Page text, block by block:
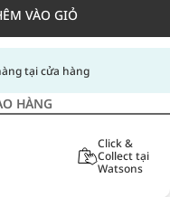
VÀO GIỎ
tại cửa hàng
HÀNG
Click &
Collect tại
Watsons